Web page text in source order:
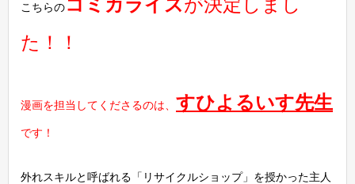
こちらの
た！！
漫画を担当してくださるのは、 すひよるいす先生
です！
外れスキルと呼ばれる「リサイクルショップ」を授かった主人